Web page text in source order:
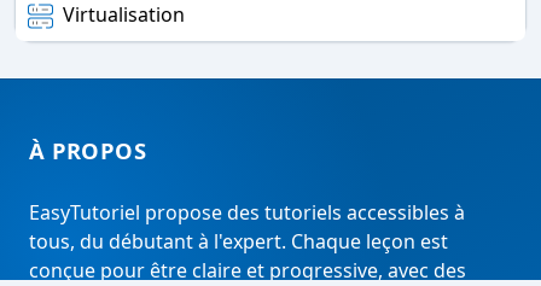
Virtualisation
À PROPOS
EasyTutoriel propose des tutoriels accessibles à
tous, du débutant à l'expert. Chaque leçon est
conçue pour être claire et progressive, avec des